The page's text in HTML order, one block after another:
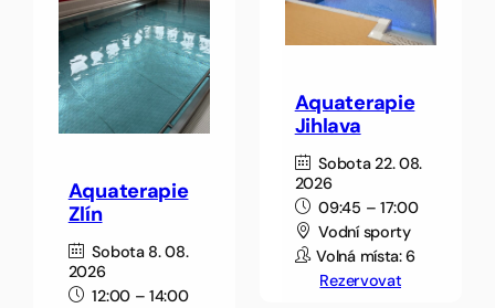
Aquaterapie
Zlín
Sobota 8. 08.
2026
12:00 – 14:00
Aquaterapie
Jihlava
Sobota 22. 08.
2026
09:45 – 17:00
Vodní sporty
Volná místa: 6
Rezervovat